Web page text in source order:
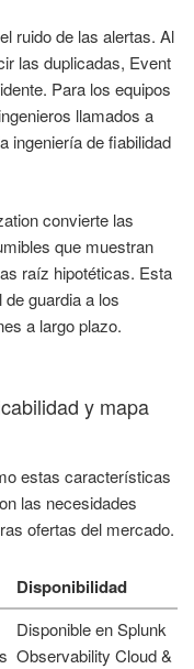
ruido de las alertas. Al
las duplicadas, Event
Para los equipos
llamados a
ingeniería de fiabilidad
convierte las
que muestran
raíz hipotéticas. Esta
guardia a los
a largo plazo.
y mapa
estas características
las necesidades
ofertas del mercado.
Disponibilidad
Disponible en Splunk
Observability Cloud &